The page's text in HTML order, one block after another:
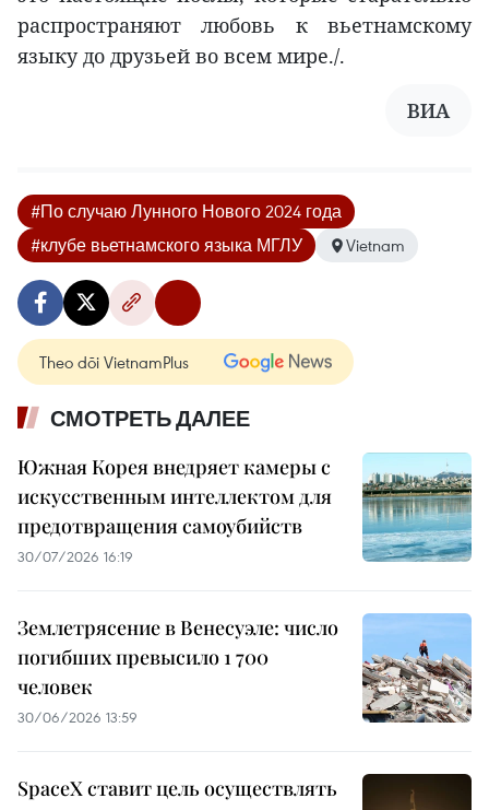
распространяют любовь к вьетнамскому
языку до друзьей во всем мире./.
ВИА
#По случаю Лунного Нового 2024 года
#клубе вьетнамского языка МГЛУ
Vietnam
Theo dõi VietnamPlus
СМОТРЕТЬ ДАЛЕЕ
Южная Корея внедряет камеры с
искусственным интеллектом для
предотвращения самоубийств
30/07/2026 16:19
Землетрясение в Венесуэле: число
погибших превысило 1 700
человек
30/06/2026 13:59
SpaceX ставит цель осуществлять